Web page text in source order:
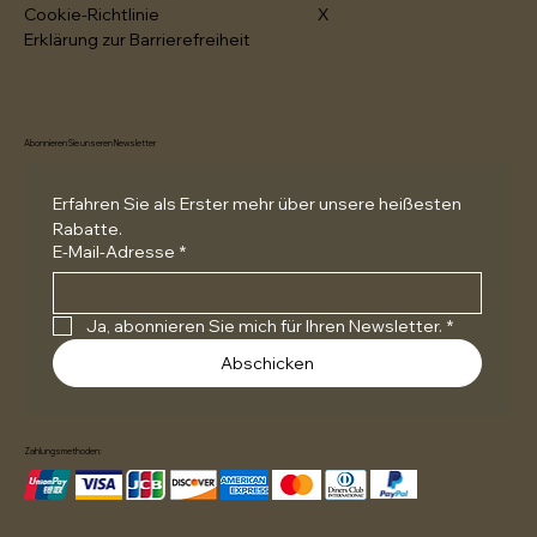
Cookie-Richtlinie
Erklärung zur Barrierefreiheit
X
Abonnieren Sie unseren Newsletter
Erfahren Sie als Erster mehr über unsere heißesten
Rabatte.
E-Mail-Adresse *
Ja, abonnieren Sie mich für Ihren Newsletter. *
Abschicken
Zahlungsmethoden: